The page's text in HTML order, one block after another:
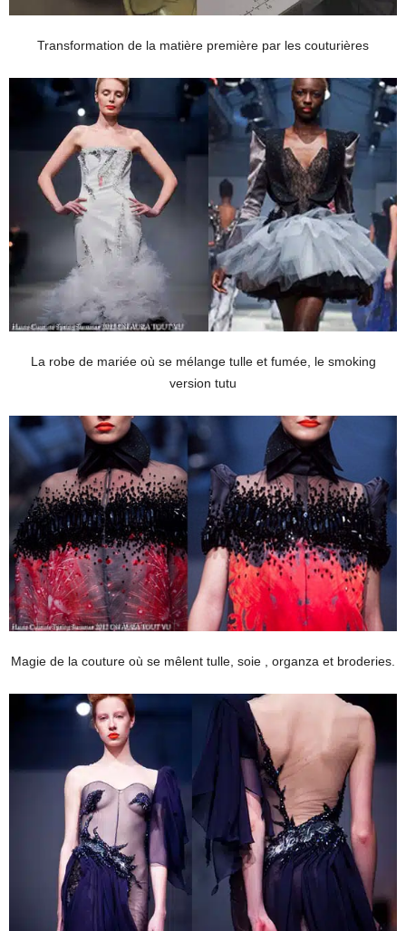
Transformation de la matière première par les couturières
La robe de mariée où se mélange tulle et fumée, le smoking
version tutu
Magie de la couture où se mêlent tulle, soie , organza et broderies.